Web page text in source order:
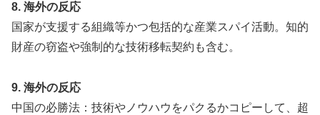
8. 海外の反応
国家が支援する組織等かつ包括的な産業スパイ活動。知的
財産の窃盗や強制的な技術移転契約も含む。
9. 海外の反応
中国の必勝法：技術やノウハウをパクるかコピーして、超